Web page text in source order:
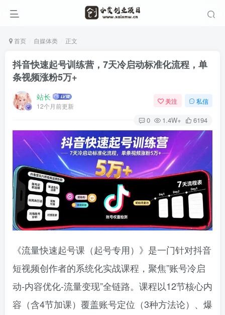
首页 自媒体类 正文
抖音快速起号训练营，7天冷启动标准化流程，单
条视频涨粉5万+
站长
12个月前更新
关注 私信
0 1.4W+ 6194
《流量快速起号课（起号专用）》是一门针对抖音
短视频创作者的系统化实战课程，聚焦”账号冷启
动-内容优化-流量变现”全链路。课程以12节核心内
容（含4节加课）覆盖账号定位（3种方法论）、爆